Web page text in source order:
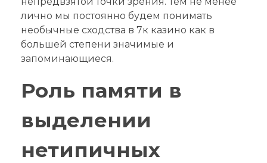
лично мы постоянно будем понимать
необычные сходства в 7к казино как в
большей степени значимые и
запоминающиеся.
Роль памяти в
выделении
нетипичных